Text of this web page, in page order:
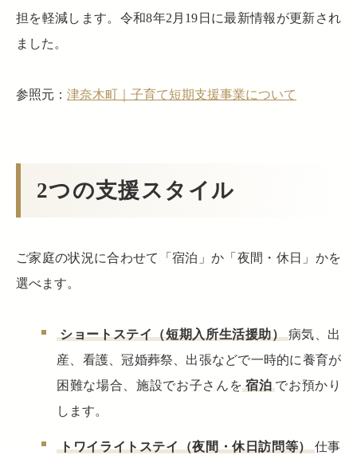
担を軽減します。令和8年2月19日に最新情報が更新され
ました。
参照元： 津奈木町｜子育て短期支援事業について
2つの支援スタイル
ご家庭の状況に合わせて「宿泊」か「夜間・休日」かを
選べます。
ショートステイ（短期入所生活援助） 病気、出
産、看護、冠婚葬祭、出張などで一時的に養育が
困難な場合、施設でお子さんを 宿泊 でお預かり
します。
トワイライトステイ（夜間・休日訪問等） 仕事